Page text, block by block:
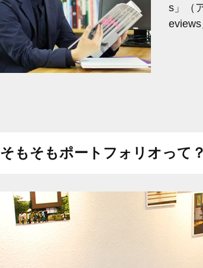
s」（
そもそもポートフォリオって？